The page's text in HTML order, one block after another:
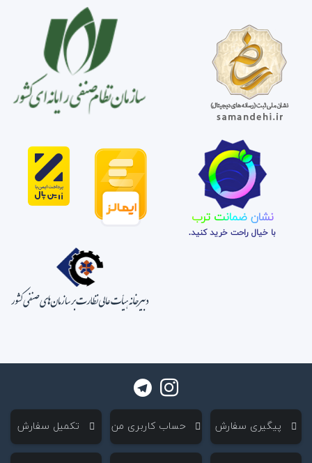
نشان ضمانت ترب
با خیال راحت خرید کنید.
‌ پیگیری سفارش ‌ حساب کاربری من ‌ تکمیل سفارش